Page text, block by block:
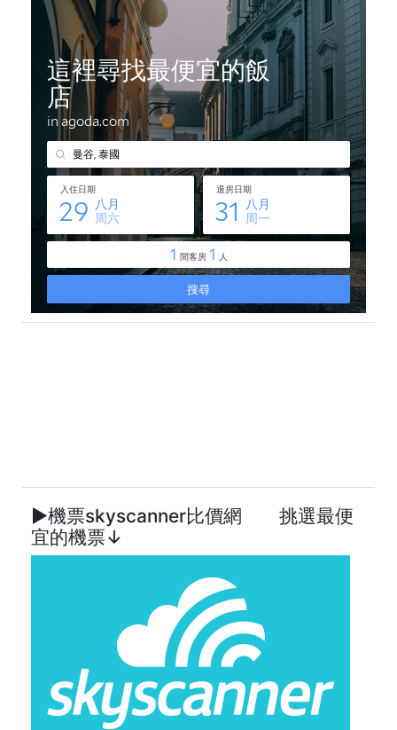
►機票skyscanner比價網 挑選最便
宜的機票↓